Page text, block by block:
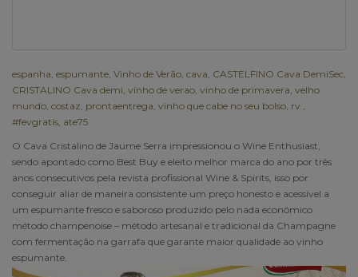
espanha espumante Vinho de Verão cava CASTELFINO Cava DemiSec
CRISTALINO Cava demi vinho de verao vinho de primavera velho
mundo costaz prontaentrega vinho que cabe no seu bolso rv.
#fevgratis ate75
O Cava Cristalino de Jaume Serra impressionou o Wine Enthusiast,
sendo apontado como Best Buy e eleito melhor marca do ano por três
anos consecutivos pela revista profissional Wine & Spirits, isso por
conseguir aliar de maneira consistente um preço honesto e acessível a
um espumante fresco e saboroso produzido pelo nada econômico
método champenoise – método artesanal e tradicional da Champagne
com fermentação na garrafa que garante maior qualidade ao vinho
espumante.